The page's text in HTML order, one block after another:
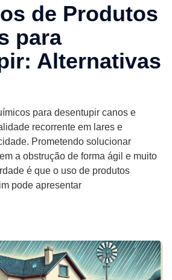
de Produtos
para
Alternativas
para desentupir canos e
recorrente em lares e
Prometendo solucionar
a obstrução de forma ágil e muito
é que o uso de produtos
pode apresentar